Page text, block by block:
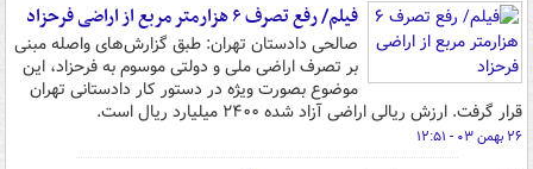
فیلم/ رفع تصرف ۶ هزارمتر مربع از اراضی فرحزاد
صالحی دادستان تهران: طبق گزارش‌های واصله مبنی
بر تصرف اراضی ملی و دولتی موسوم به فرحزاد، این
موضوع بصورت ویژه در دستور کار دادستانی تهران
قرار گرفت. ارزش ریالی اراضی آزاد شده ۲۴۰۰ میلیارد ریال است.
۲۶ بهمن ۰۳ - ۱۲:۵۱